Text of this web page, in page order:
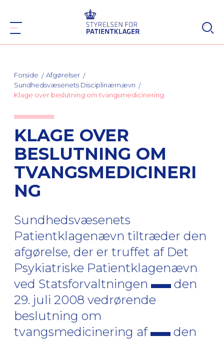
Forside
Afgørelser
Sundhedsvæsenets Disciplinærnævn
Klage over beslutning om tvangsmedicinering
KLAGE OVER
BESLUTNING OM
TVANGSMEDICINERI
NG
Sundhedsvæsenets
Patientklagenævn tiltræder den
afgørelse, der er truffet af Det
Psykiatriske Patientklagenævn
ved Statsforvaltningen
den
29. juli 2008 vedrørende
beslutning om
tvangsmedicinering af
den